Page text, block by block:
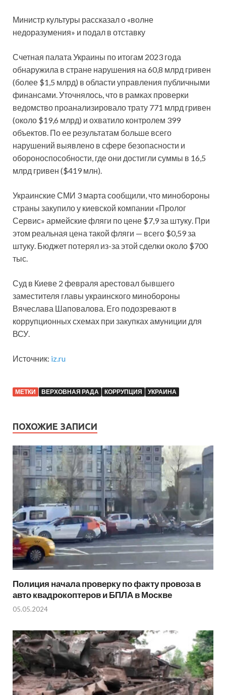
Министр культуры рассказал о «волне
недоразумения» и подал в отставку
Счетная палата Украины по итогам 2023 года
обнаружила в стране нарушения на 60,8 млрд гривен
(более $1,5 млрд) в области управления публичными
финансами. Уточнялось, что в рамках проверки
ведомство проанализировало трату 771 млрд гривен
(около $19,6 млрд) и охватило контролем 399
объектов. По ее результатам больше всего
нарушений выявлено в сфере безопасности и
обороноспособности, где они достигли суммы в 16,5
млрд гривен ($419 млн).
Украинские СМИ 3 марта сообщили, что минобороны
страны закупило у киевской компании «Пролог
Сервис» армейские фляги по цене $7,9 за штуку. При
этом реальная цена такой фляги — всего $0,59 за
штуку. Бюджет потерял из-за этой сделки около $700
тыс.
Суд в Киеве 2 февраля арестовал бывшего
заместителя главы украинского минобороны
Вячеслава Шаповалова. Его подозревают в
коррупционных схемах при закупках амуниции для
ВСУ.
Источник: iz.ru
МЕТКИ ВЕРХОВНАЯ РАДА КОРРУПЦИЯ УКРАИНА
ПОХОЖИЕ ЗАПИСИ
Полиция начала проверку по факту провоза в
авто квадрокоптеров и БПЛА в Москве
05.05.2024